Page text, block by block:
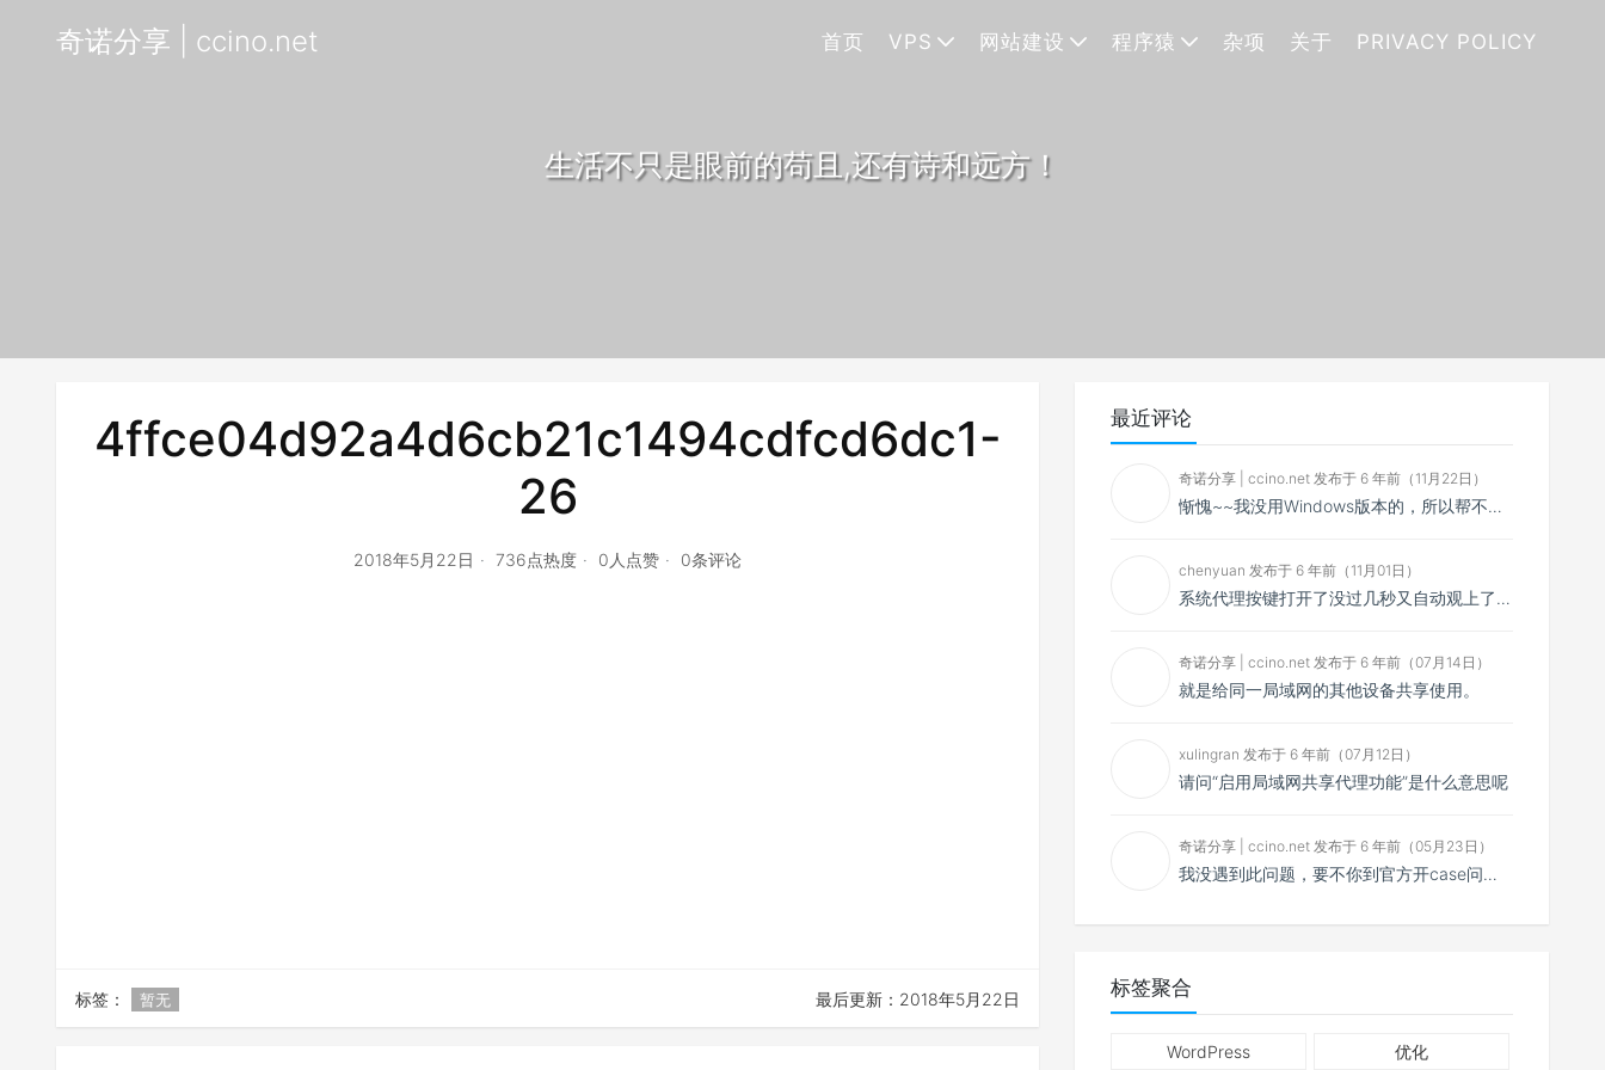
奇诺分享 | ccino.net 首页 VPS 网站建设 程序猿 杂项 关于 PRIVACY POLICY
生活不只是眼前的苟且,还有诗和远方！
4ffce04d92a4d6cb21c1494cdfcd6dc1-
26
2018年5月22日 736点热度 0人点赞 0条评论
标签： 暂无 最后更新：2018年5月22日
最近评论
奇诺分享 | ccino.net 发布于 6 年前（11月22日）
惭愧~~我没用Windows版本的，所以帮不了你~~
chenyuan 发布于 6 年前（11月01日）
系统代理按键打开了没过几秒又自动观上了，导致一直打开不了，是什么问题呢？感谢大佬，请帮帮忙！谢谢！
奇诺分享 | ccino.net 发布于 6 年前（07月14日）
就是给同一局域网的其他设备共享使用。
xulingran 发布于 6 年前（07月12日）
请问“启用局域网共享代理功能”是什么意思呢
奇诺分享 | ccino.net 发布于 6 年前（05月23日）
我没遇到此问题，要不你到官方开case问问看？
标签聚合
WordPress 优化